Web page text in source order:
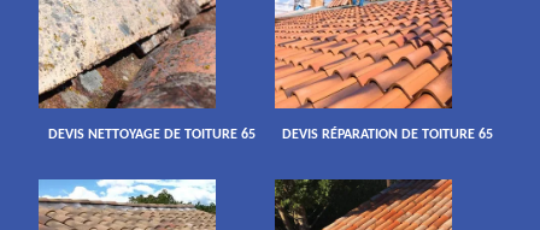
DEVIS NETTOYAGE DE TOITURE 65 DEVIS RÉPARATION DE TOITURE 65